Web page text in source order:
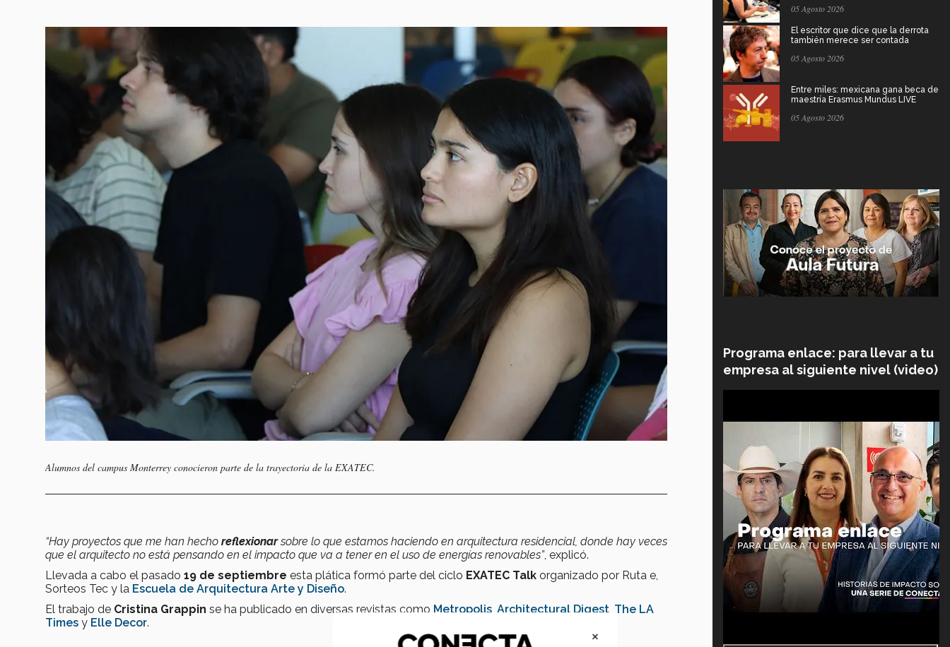
Alumnos del campus Monterrey conocieron parte de la trayectoria de la EXATEC.
“Hay proyectos que me han hecho reflexionarsobre lo que estamos haciendo en arquitectura residencial, donde hay veces
que el arquitecto no está pensando en el impacto que va a tener en el uso de energías renovables”, explicó.
Llevada a cabo el pasado 19 de septiembre esta plática formó parte del ciclo EXATEC Talk organizado por Ruta e,
Sorteos Tec y la Escuela de Arquitectura Arte y Diseño.
El trabajo de Cristina Grappin se ha publicado en diversas revistas como Metropolis Architectural Digest The LA
Times y Elle Decor.
05 Agosto 2026
El escritor que dice que la derrota
también merece ser contada
05 Agosto 2026
Entre miles: mexicana gana beca de
maestría Erasmus Mundus LIVE
05 Agosto 2026
Programa enlace: para llevar a tu
empresa al siguiente nivel (video)
×